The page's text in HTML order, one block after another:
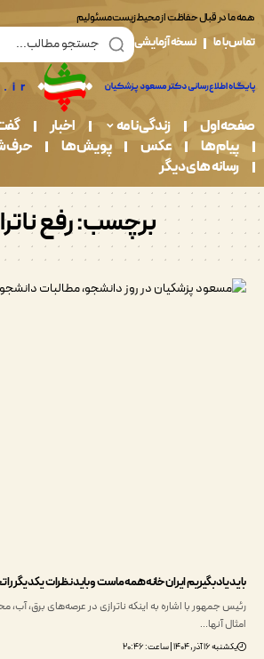
قبال حفاظت از محیط زیست مسئولیم
نسخه آزمایشی
زندگی نامه اخبار گفت و گو
ها
عکس پویش ها حرف شما
های دیگر
برچسب:رفع ناترازی
بگیریم ایران خانه همه ماست و باید نظرات یکدیگر را تحمل
با اشاره به اینکه ناترازی در عرصه‌های برق، آب، محیط
آنها…